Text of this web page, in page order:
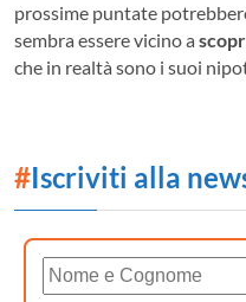
prossime puntate
sembra essere vicino a
che in realtà sono i suoi
#Iscriviti alla